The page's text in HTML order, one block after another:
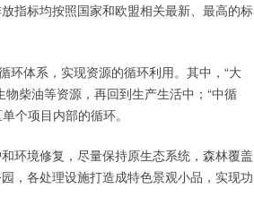
指标均按照国家和欧盟相关最新、最高的标
环体系，实现资源的循环利用。其中，“大
柴油等资源，再回到生产生活中；“中循
个项目内部的循环。
环境修复，尽量保持原生态系统，森林覆盖
，各处理设施打造成特色景观小品，实现功